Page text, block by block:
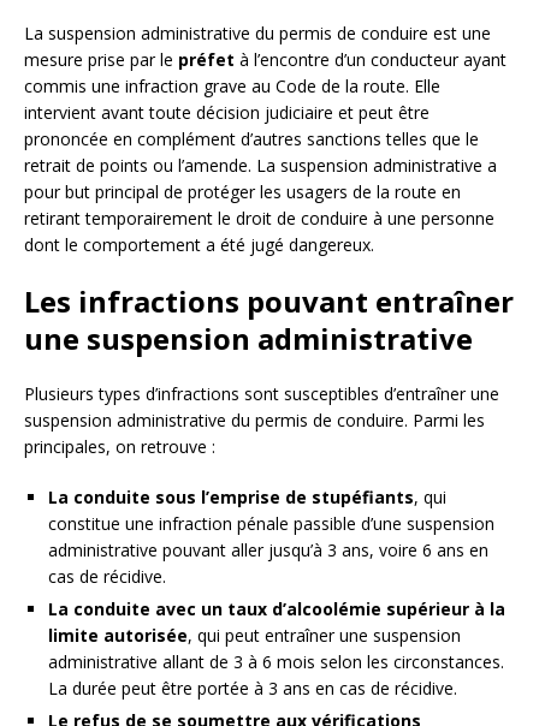
La suspension administrative du permis de conduire est une
mesure prise par le préfet à l’encontre d’un conducteur ayant
commis une infraction grave au Code de la route. Elle
intervient avant toute décision judiciaire et peut être
prononcée en complément d’autres sanctions telles que le
retrait de points ou l’amende. La suspension administrative a
pour but principal de protéger les usagers de la route en
retirant temporairement le droit de conduire à une personne
dont le comportement a été jugé dangereux.
Les infractions pouvant entraîner
une suspension administrative
Plusieurs types d’infractions sont susceptibles d’entraîner une
suspension administrative du permis de conduire. Parmi les
principales, on retrouve :
La conduite sous l’emprise de stupéfiants, qui
constitue une infraction pénale passible d’une suspension
administrative pouvant aller jusqu’à 3 ans, voire 6 ans en
cas de récidive.
La conduite avec un taux d’alcoolémie supérieur à la
limite autorisée, qui peut entraîner une suspension
administrative allant de 3 à 6 mois selon les circonstances.
La durée peut être portée à 3 ans en cas de récidive.
Le refus de se soumettre aux vérifications